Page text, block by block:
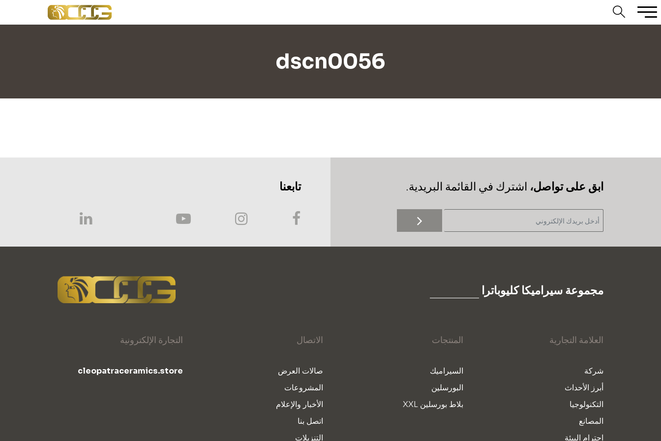
dscn0056
‫ابق على تواصل، اشترك في القائمة البريدية. تابعنا
مجموعة سيراميكا كليوباترا
العلامة التجارية
شركة
أبرز الأحداث
التكنولوجيا
المصانع
احترام البيئة
المنتجات
السيراميك
البورسلين
بلاط بورسلين XXL
الاتصال
صالات العرض
المشروعات
الأخبار والإعلام
اتصل بنا
التنزيلات
التجارة الإلكترونية
cleopatraceramics.store